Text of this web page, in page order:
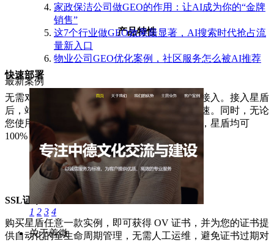
产品特性
快速部署
无需对源站改造升级，分钟级完成星盾的配置接入。接入星盾
后，站点安全可得到显著提升，以及资源的加速。同时，无论
您使用的是公有云、私有云、混合多云的架构，星盾均可
100% 兼容。
SSL证书
购买星盾任意一款实例，即可获得 OV 证书，并为您的证书提
供自动化的全生命周期管理，无需人工运维，避免证书过期对
家政保洁公司做GEO的作用：让AI成为你的“金牌
销售”
这7个行业做GEO效果最显著，AI搜索时代抢占流
量新入口
物业公司GEO优化案例，社区服务怎么被AI推荐
最新案例
1 2 3 4
关于善微